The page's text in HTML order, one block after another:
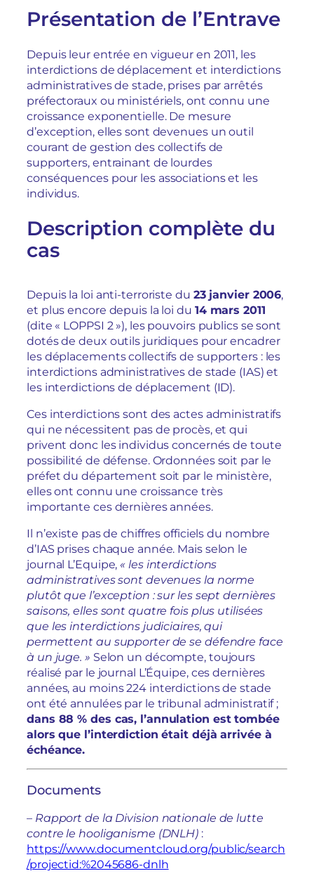
Présentation de l’Entrave
Depuis leur entrée en vigueur en 2011, les
interdictions de déplacement et interdictions
administratives de stade, prises par arrêtés
préfectoraux ou ministériels, ont connu une
croissance exponentielle. De mesure
d’exception, elles sont devenues un outil
courant de gestion des collectifs de
supporters, entrainant de lourdes
conséquences pour les associations et les
individus.
Description complète du
cas
Depuis la loi anti-terroriste du 23 janvier 2006,
et plus encore depuis la loi du 14 mars 2011
(dite « LOPPSI 2 »), les pouvoirs publics se sont
dotés de deux outils juridiques pour encadrer
les déplacements collectifs de supporters : les
interdictions administratives de stade (IAS) et
les interdictions de déplacement (ID).
Ces interdictions sont des actes administratifs
qui ne nécessitent pas de procès, et qui
privent donc les individus concernés de toute
possibilité de défense. Ordonnées soit par le
préfet du département soit par le ministère,
elles ont connu une croissance très
importante ces dernières années.
Il n’existe pas de chiffres officiels du nombre
d’IAS prises chaque année. Mais selon le
journal L’Equipe, « les interdictions
administratives sont devenues la norme
plutôt que l’exception : sur les sept dernières
saisons, elles sont quatre fois plus utilisées
que les interdictions judiciaires, qui
permettent au supporter de se défendre face
à un juge. » Selon un décompte, toujours
réalisé par le journal L’Équipe, ces dernières
années, au moins 224 interdictions de stade
ont été annulées par le tribunal administratif ;
dans 88 % des cas, l’annulation est tombée
alors que l’interdiction était déjà arrivée à
échéance.
Documents
– Rapport de la Division nationale de lutte
contre le hooliganisme (DNLH) :
https://www.documentcloud.org/public/search
/projectid:%2045686-dnlh